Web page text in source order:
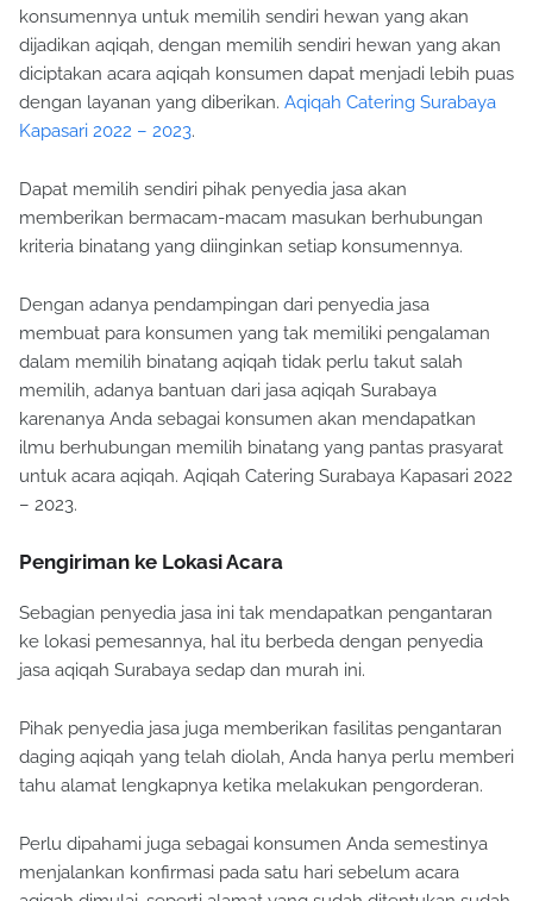
konsumennya untuk memilih sendiri hewan yang akan
dijadikan aqiqah, dengan memilih sendiri hewan yang akan
diciptakan acara aqiqah konsumen dapat menjadi lebih puas
dengan layanan yang diberikan. Aqiqah Catering Surabaya
Kapasari 2022 – 2023.
Dapat memilih sendiri pihak penyedia jasa akan
memberikan bermacam-macam masukan berhubungan
kriteria binatang yang diinginkan setiap konsumennya.
Dengan adanya pendampingan dari penyedia jasa
membuat para konsumen yang tak memiliki pengalaman
dalam memilih binatang aqiqah tidak perlu takut salah
memilih, adanya bantuan dari jasa aqiqah Surabaya
karenanya Anda sebagai konsumen akan mendapatkan
ilmu berhubungan memilih binatang yang pantas prasyarat
untuk acara aqiqah. Aqiqah Catering Surabaya Kapasari 2022
– 2023.
Pengiriman ke Lokasi Acara
Sebagian penyedia jasa ini tak mendapatkan pengantaran
ke lokasi pemesannya, hal itu berbeda dengan penyedia
jasa aqiqah Surabaya sedap dan murah ini.
Pihak penyedia jasa juga memberikan fasilitas pengantaran
daging aqiqah yang telah diolah, Anda hanya perlu memberi
tahu alamat lengkapnya ketika melakukan pengorderan.
Perlu dipahami juga sebagai konsumen Anda semestinya
menjalankan konfirmasi pada satu hari sebelum acara